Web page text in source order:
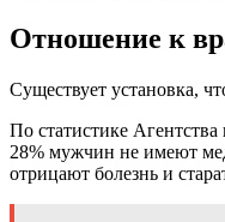
Отношение к
Существует установка,
По статистике
28% мужчин не имеют
отрицают болезнь и